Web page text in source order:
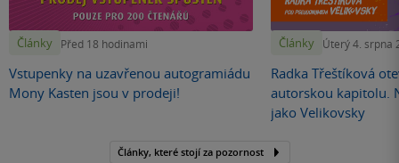
Články Před 18 hodinami
Vstupenky na uzavřenou autogramiádu
Mony Kasten jsou v prodeji!
Články Úterý 4. srpna
Radka Třeštíková
autorskou kapitolu.
jako Velikovsky
Články, které stojí za pozornost